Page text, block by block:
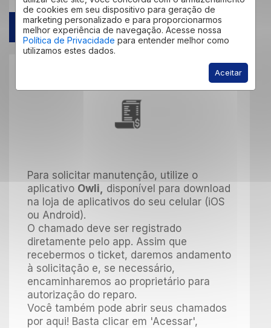
de cookies em seu dispositivo para geração de
marketing personalizado e para proporcionarmos
melhor experiência de navegação. Acesse nossa
Política de Privacidade para entender melhor como
utilizamos estes dados.
Aceitar
ACESSAR
Para solicitar manutenção, utilize o
aplicativo Owli, disponível para download
na loja de aplicativos do seu celular (iOS
ou Android).
O chamado deve ser registrado
diretamente pelo app. Assim que
recebermos o ticket, daremos andamento
à solicitação e, se necessário,
encaminharemos ao proprietário para
autorização do reparo.
Você também pode abrir seus chamados
por aqui! Basta clicar em 'Acessar',